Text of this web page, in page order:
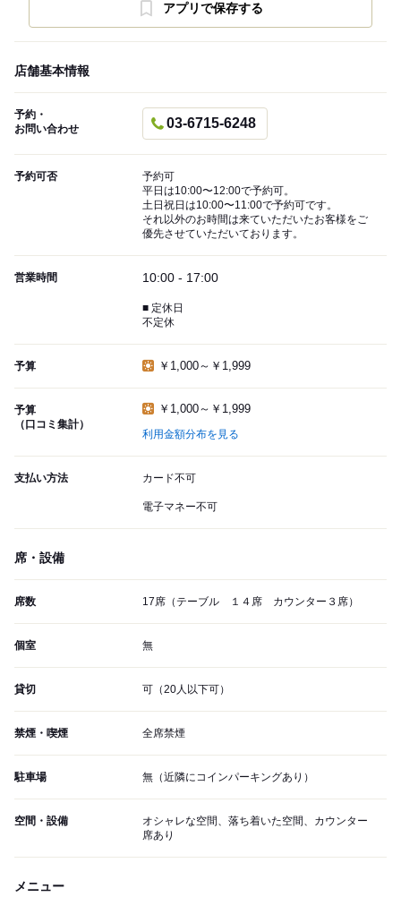
アプリで保存する
店舗基本情報
予約・
お問い合わせ
03-6715-6248
予約可否
予約可
平日は10:00〜12:00で予約可。
土日祝日は10:00〜11:00で予約可です。
それ以外のお時間は来ていただいたお客様をご
優先させていただいております。
営業時間 10:00 - 17:00
■ 定休日
不定休
予算 ￥1,000～￥1,999
予算
（口コミ集計）
￥1,000～￥1,999
利用金額分布を見る
支払い方法 カード不可
電子マネー不可
席・設備
席数 17席（テーブル １４席 カウンター３席）
個室 無
貸切 可（20人以下可）
禁煙・喫煙 全席禁煙
駐車場 無（近隣にコインパーキングあり）
空間・設備
オシャレな空間、落ち着いた空間、カウンター
席あり
メニュー